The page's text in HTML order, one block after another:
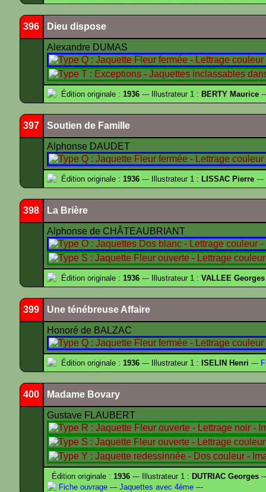
396 Dieu dispose
Alexandre DUMAS
Édition originale : 1936 --- Illustrateur 1 : BERTY Maurice
397 Soutien de Famille
Alphonse DAUDET
Édition originale : 1936 --- Illustrateur 1 : LISSAC Pierre ---
398 La Brière
Alphonse de CHÂTEAUBRIANT
Édition originale : 1936 --- Illustrateur 1 : VALLEE Georges
399 Une ténébreuse Affaire
Honoré de BALZAC
Édition originale : 1936 --- Illustrateur 1 : ISELIN Henri ---
400 Madame Bovary
Gustave FLAUBERT
Édition originale :1936 --- Illustrateur 1 : DUTRIAC Georges
Fiche ouvrage --- Jaquettes avec 4ème ---